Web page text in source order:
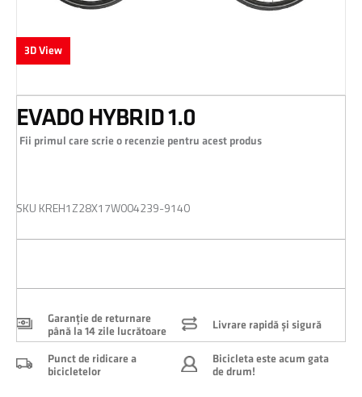
3D View
to
the
beginning
gallery
EVADO HYBRID 1.0
Fii primul care scrie o recenzie pentru acest produs
SKU KREH1Z28X17W004239-9140
Garanție de returnare
până la 14 zile lucrătoare
Livrare rapidă și sigură
Punct de ridicare a
bicicletelor
Bicicleta este acum gata
de drum!